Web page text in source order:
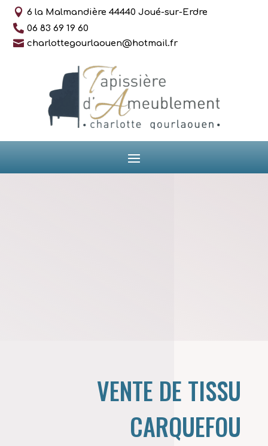
 6 la Malmandière 44440 Joué-sur-Erdre
 06 83 69 19 60
 charlottegourlaouen@hotmail.fr
VENTE DE TISSU
CARQUEFOU